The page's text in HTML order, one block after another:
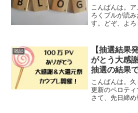
こんばんは。
ろくブルが読
す。どぞ、よ
のはいいんで
んでしょうか
雑記
【抽選結果
がとう大感
抽選の結果
こんばんは。
更新のペロティ
さて、先日締